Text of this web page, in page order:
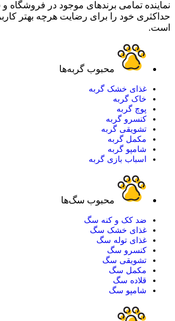
نماینده تمامی برندهای موجود در فروشگاه
حداکثری خود را برای رضایت هرچه بهتر
است.
محبوب گربه‌ها
غذای خشک گربه
خاک گربه
پوچ گربه
کنسرو گربه
تشویقی گربه
مکمل گربه
شامپو گربه
اسباب بازی گربه
محبوب سگ‌ها
ضد کک و کنه سگ
غذای خشک سگ
غذای توله سگ
کنسرو سگ
تشویقی سگ
مکمل سگ
قلاده سگ
شامپو سگ